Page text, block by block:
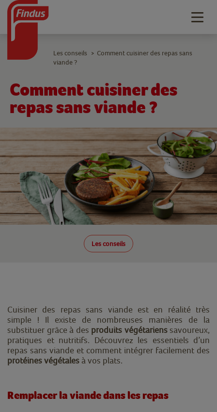
Comment cuisiner des
repas sans viande ?
Les conseils
Les conseils > Comment cuisiner des repas sans
viande ?
Cuisiner des repas sans viande est en réalité très
simple ! Il existe de nombreuses manières de la
substituer grâce à des produits végétarienssavoureux,
pratiques et nutritifs. Découvrez les essentiels d’un
repas sans viande et comment intégrer facilement des
protéines végétales à vos plats.
Remplacer la viande dans les repas